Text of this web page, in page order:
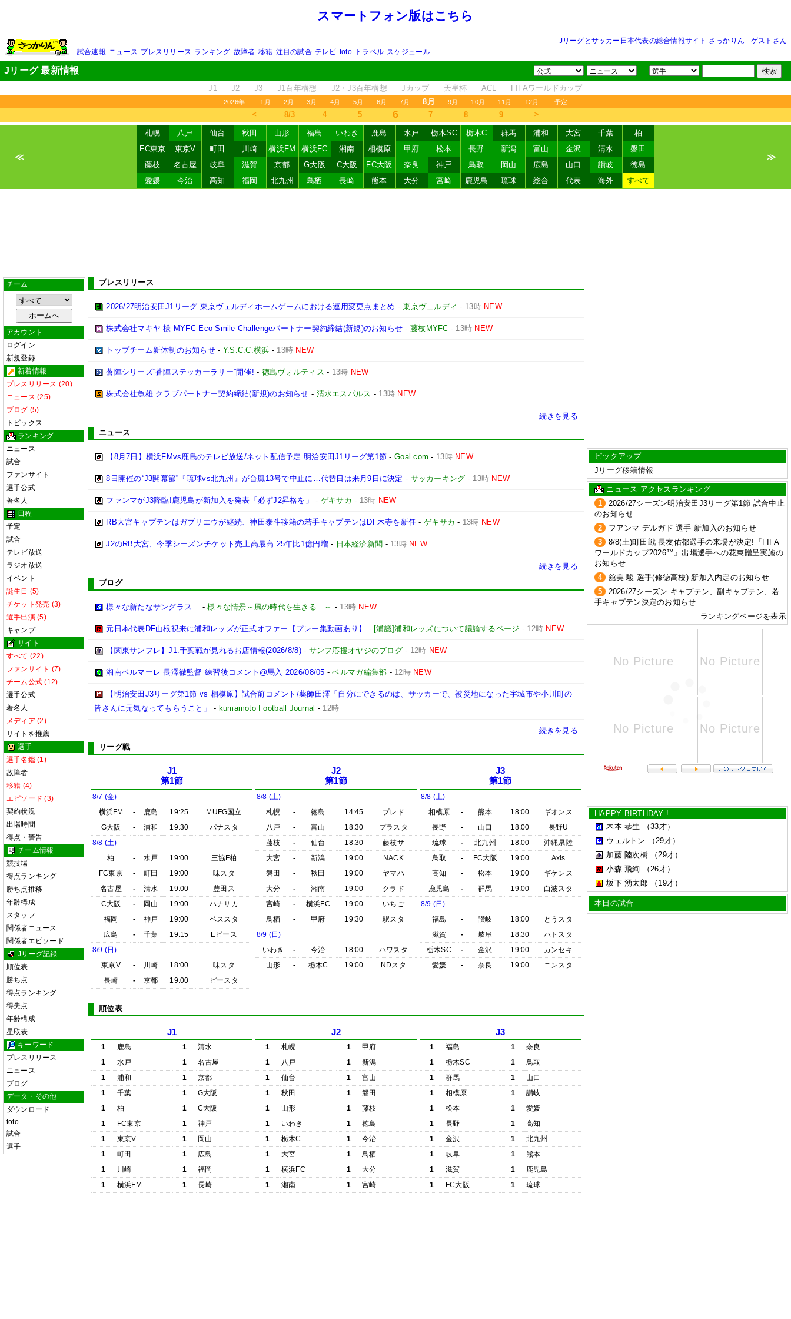
スマートフォン版はこちら
Jリーグとサッカー日本代表の総合情報サイト さっかりん - ゲストさん
試合速報 ニュース プレスリリース ランキング 故障者 移籍 注目の試合 テレビ toto トラベル スケジュール
Jリーグ 最新情報
J1 J2 J3 J1百年構想 J2・J3百年構想 Jカップ 天皇杯 ACL FIFAワールドカップ
2026年 1月 2月 3月 4月 5月 6月 7月 8月 9月 10月 11月 12月 予定
＜ 8/3 4 5 6 7 8 9 ＞
≪
札幌 八戸 仙台 秋田 山形 福島 いわき 鹿島 水戸 栃木SC 栃木C 群馬 浦和 大宮 千葉
柏
FC東京
東京V 町田 川崎 横浜FM 横浜FC 湘南 相模原 甲府 松本 長野 新潟 富山 金沢 清水
磐田
藤枝
名古屋 岐阜 滋賀 京都 G大阪 C大阪 FC大阪 奈良 神戸 鳥取 岡山 広島 山口 讃岐
徳島
愛媛
今治 高知 福岡 北九州 鳥栖 長崎 熊本 大分 宮崎 鹿児島 琉球 総合 代表 海外 すべて
≫
チーム
アカウント
ログイン
新規登録
新着情報
プレスリリース (20)
ニュース (25)
ブログ (5)
トピックス
ランキング
ニュース
試合
ファンサイト
選手公式
著名人
日程
予定
試合
テレビ放送
ラジオ放送
イベント
誕生日 (5)
チケット発売 (3)
選手出演 (5)
キャンプ
サイト
すべて (22)
ファンサイト (7)
チーム公式 (12)
選手公式
著名人
メディア (2)
サイトを推薦
選手
選手名鑑 (1)
故障者
移籍 (4)
エピソード (3)
契約状況
出場時間
得点・警告
チーム情報
競技場
得点ランキング
勝ち点推移
年齢構成
スタッフ
関係者ニュース
関係者エピソード
Jリーグ記録
順位表
勝ち点
得点ランキング
得失点
年齢構成
星取表
キーワード
プレスリリース
ニュース
ブログ
データ・その他
ダウンロード
toto
試合
選手
プレスリリース
2026/27明治安田J1リーグ 東京ヴェルディホームゲームにおける運用変更点まとめ -東京ヴェルディ - 13時 NEW
株式会社マキヤ 様 MYFC Eco Smile Challengeパートナー契約締結(新規)のお知らせ - 藤枝MYFC - 13時 NEW
トップチーム新体制のお知らせ - Y.S.C.C.横浜 - 13時 NEW
蒼陣シリーズ“蒼陣ステッカーラリー”開催! - 徳島ヴォルティス - 13時 NEW
株式会社魚雄 クラブパートナー契約締結(新規)のお知らせ - 清水エスパルス - 13時 NEW
続きを見る
ニュース
【8月7日】横浜FMvs鹿島のテレビ放送/ネット配信予定 明治安田J1リーグ第1節 -Goal.com - 13時 NEW
8日開催の“J3開幕節”『琉球vs北九州』が台風13号で中止に…代替日は来月9日に決定 - サッカーキング - 13時 NEW
ファンマがJ3降臨!鹿児島が新加入を発表「必ずJ2昇格を」 - ゲキサカ - 13時 NEW
RB大宮キャプテンはガブリエウが継続、神田泰斗移籍の若手キャプテンはDF木寺を新任 -ゲキサカ - 13時 NEW
J2のRB大宮、今季シーズンチケット売上高最高 25年比1億円増- 日本経済新聞 - 13時 NEW
続きを見る
ブログ
様々な新たなサングラス… -様々な情景～風の時代を生きる…～ - 13時 NEW
元日本代表DF山根視来に浦和レッズが正式オファー【プレー集動画あり】 - [浦議]浦和レッズについて議論するページ - 12時 NEW
【関東サンフレ】J1:千葉戦が見れるお店情報(2026/8/8)- サンフ応援オヤジのブログ- 12時 NEW
湘南ベルマーレ 長澤徹監督 練習後コメント@馬入 2026/08/05 -ベルマガ編集部 - 12時 NEW
【明治安田J3リーグ第1節 vs 相模原】試合前コメント/薬師田澪「自分にできるのは、サッカーで、被災地になった宇城市や小川町の
皆さんに元気なってもらうこと」
- kumamoto Football Journal - 12時
続きを見る
リーグ戦
J1
第1節
8/7 (金)
横浜FM
- 鹿島 19:25
MUFG国立
G大阪
- 浦和 19:30
パナスタ
8/8 (土)
柏
- 水戸 19:00
三協F柏
FC東京
- 町田 19:00
味スタ
名古屋
- 清水 19:00
豊田ス
C大阪
- 岡山 19:00
ハナサカ
福岡
- 神戸 19:00
ベススタ
広島
- 千葉 19:15
Eピース
8/9 (日)
東京V
- 川崎 18:00
味スタ
長崎
- 京都 19:00 ピースタ
J2
第1節
8/8 (土)
札幌
- 徳島 14:45
プレド
八戸
- 富山 18:30
プラスタ
藤枝
- 仙台 18:30
藤枝サ
大宮
- 新潟 19:00
NACK
磐田
- 秋田 19:00
ヤマハ
大分
- 湘南 19:00
クラド
宮崎
- 横浜FC 19:00
いちご
鳥栖
- 甲府 19:30
駅スタ
8/9 (日)
いわき
- 今治 18:00
ハワスタ
山形
- 栃木C 19:00 NDスタ
J3
第1節
8/8 (土)
相模原
- 熊本 18:00
ギオンス
長野
- 山口 18:00
長野U
琉球
- 北九州 18:00
沖縄県陸
鳥取
- FC大阪 19:00
Axis
高知
- 松本 19:00
ギケンス
鹿児島
- 群馬 19:00
白波スタ
8/9 (日)
福島
- 讃岐 18:00
とうスタ
滋賀
- 岐阜 18:30
ハトスタ
栃木SC
- 金沢 19:00
カンセキ
愛媛
- 奈良 19:00 ニンスタ
順位表
J1
1 鹿島 1
清水
1
水戸 1
名古屋
1
浦和 1
京都
1
千葉 1
G大阪
1
柏 1
C大阪
1
FC東京 1
神戸
1
東京V 1
岡山
1
町田 1
広島
1
川崎 1
福岡
1
横浜FM 1 長崎
J2
1 札幌 1
甲府
1
八戸 1
新潟
1
仙台 1
富山
1
秋田 1
磐田
1
山形 1
藤枝
1
いわき 1
徳島
1
栃木C 1
今治
1
大宮 1
鳥栖
1
横浜FC 1
大分
1
湘南 1 宮崎
J3
1 福島 1
奈良
1
栃木SC 1
鳥取
1
群馬 1
山口
1
相模原 1
讃岐
1
松本 1
愛媛
1
長野 1
高知
1
金沢 1
北九州
1
岐阜 1
熊本
1
滋賀 1
鹿児島
1
FC大阪 1 琉球
ピックアップ
Jリーグ移籍情報
ニュース アクセスランキング
1
2026/27シーズン明治安田J3リーグ第1節 試合中止
のお知らせ
2
フアンマ デルガド 選手 新加入のお知らせ
3
8/8(土)町田戦 長友佑都選手の来場が決定!『FIFA
ワールドカップ2026™』出場選手への花束贈呈実施の
お知らせ
4
舘美 駿 選手(修徳高校) 新加入内定のお知らせ
5
2026/27シーズン キャプテン、副キャプテン、若
手キャプテン決定のお知らせ
ランキングページを表示
HAPPY BIRTHDAY !
木本 恭生
（33才）
ウェルトン
（29才）
加藤 陸次樹
（29才）
小森 飛絢
（26才）
坂下 湧太郎
（19才）
本日の試合